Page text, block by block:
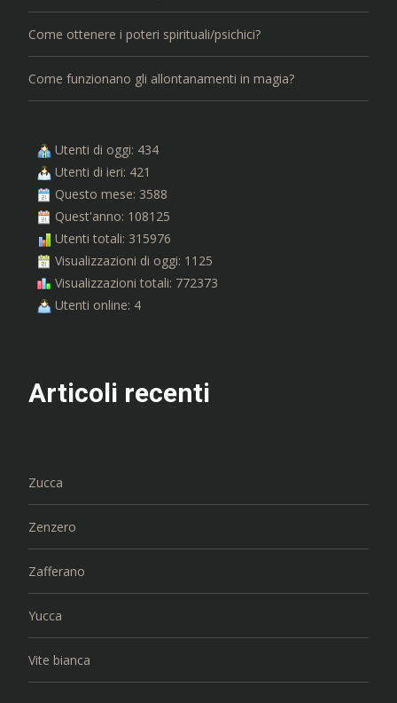
Come ottenere i poteri spirituali/psichici?
Come funzionano gli allontanamenti in magia?
Utenti di oggi: 434
Utenti di ieri: 421
Questo mese: 3588
Quest'anno: 108125
Utenti totali: 315976
Visualizzazioni di oggi: 1125
Visualizzazioni totali: 772373
Utenti online: 4
Articoli recenti
Zucca
Zenzero
Zafferano
Yucca
Vite bianca